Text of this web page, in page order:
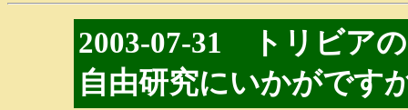
2003-07-31 トリビア
自由研究にいかがです